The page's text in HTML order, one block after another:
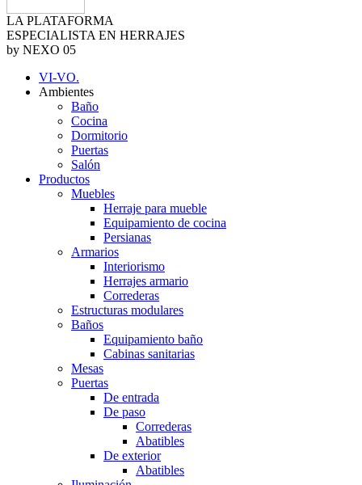
LA PLATAFORMA
ESPECIALISTA EN HERRAJES
by NEXO 05
VI-VO.
Ambientes
Baño
Cocina
Dormitorio
Puertas
Salón
Productos
Muebles
Herraje para mueble
Equipamiento de cocina
Persianas
Armarios
Interiorismo
Herrajes armario
Correderas
Estructuras modulares
Baños
Equipamiento baño
Cabinas sanitarias
Mesas
Puertas
De entrada
De paso
Correderas
Abatibles
De exterior
Abatibles